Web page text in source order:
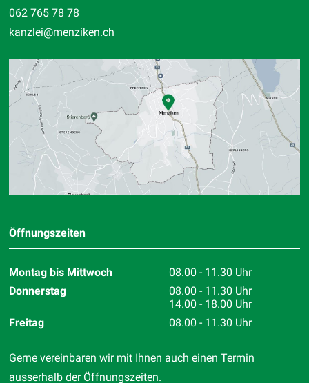
062 765 78 78
kanzlei@menziken.ch
Öffnungszeiten
Montag bis Mittwoch
08.00 - 11.30 Uhr
Donnerstag
08.00 - 11.30 Uhr
14.00 - 18.00 Uhr
Freitag
08.00 - 11.30 Uhr
Gerne vereinbaren wir mit Ihnen auch einen Termin
ausserhalb der Öffnungszeiten.
Standort